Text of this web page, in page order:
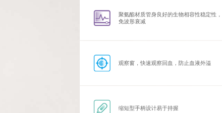
聚氨酯材质管身良好的生物相容性稳定性
免波形衰减
观察窗，快速观察回血，防止血液外溢
缩短型手柄设计易于持握